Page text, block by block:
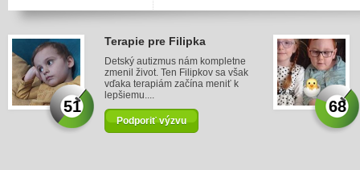
51
Terapie pre Filipka
Detský autizmus nám kompletne
zmenil život. Ten Filipkov sa však
vďaka terapiám začína meniť k
lepšiemu....
Podporiť výzvu
68